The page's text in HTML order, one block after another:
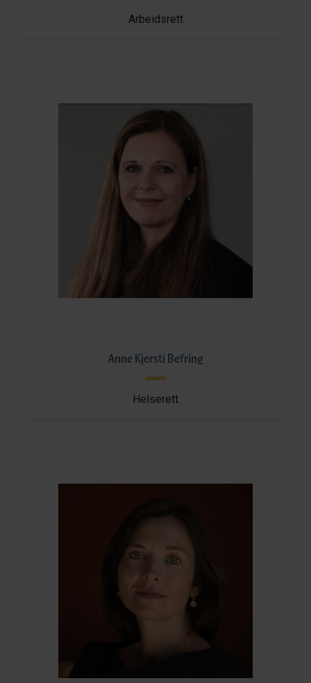
Arbeidsrett
Anne Kjersti Befring
Helserett